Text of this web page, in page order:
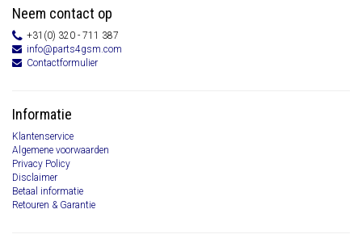
Neem contact op
+31(0) 320 - 711 387
info@parts4gsm.com
Contactformulier
Informatie
Klantenservice
Algemene voorwaarden
Privacy Policy
Disclaimer
Betaal informatie
Retouren & Garantie